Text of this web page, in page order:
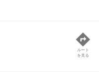
ルート
を見る